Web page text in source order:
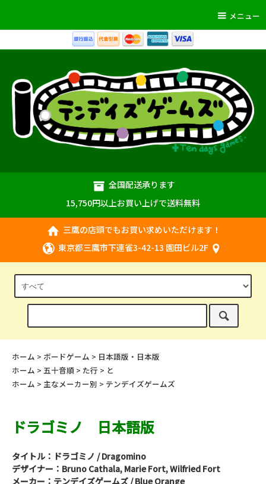
メニュー
全国配送承ります
15,750円以上お買い上げで送料無料
三鷹の店頭でもお買い求めいただけます！
東京都三鷹市下連雀3-42-13 園田ビル2F
ホーム > ボードゲーム > 日本語版・日本版
ホーム > 五十音順 > た行 > と
ホーム > 主なメーカー別 > テンデイズゲームズ
ドラゴミノ 日本語版
タイトル：ドラゴミノ / Dragomino
デザイナー：Bruno Cathala, Marie Fort, Wilfried Fort
メーカー：テンデイズゲームズ / Blue Orange